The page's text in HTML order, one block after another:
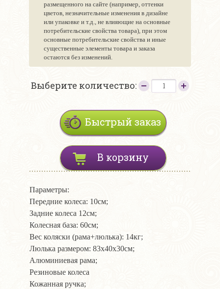
размещенного на сайте (например, оттенки
цветов, незначительные изменения в дизайне
или упаковке и т.д., не влияющие на основные
потребительские свойства товара), при этом
основные потребительские свойства и иные
существенные элементы товара и заказа
остаются без изменений.
Выберите количество:
Быстрый заказ
В корзину
Параметры:
Передние колеса: 10см;
Задние колеса 12см;
Колесная база: 60см;
Вес коляски (рама+люлька): 14кг;
Люлька размером: 83х40х30см;
Алюминиевая рама;
Резиновые колеса
Кожанная ручка;